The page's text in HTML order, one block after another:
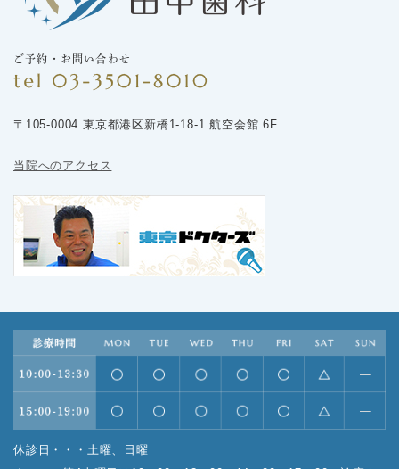
ご予約・お問い合わせ
〒105-0004 東京都港区新橋1-18-1 航空会館 6F
当院へのアクセス
休診日・・・土曜、日曜